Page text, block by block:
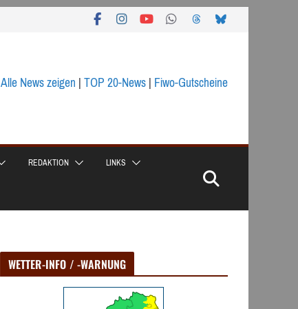
Alle News zeigen|TOP 20-News|Fiwo-Gutscheine
REDAKTION LINKS
WETTER-INFO / -WARNUNG